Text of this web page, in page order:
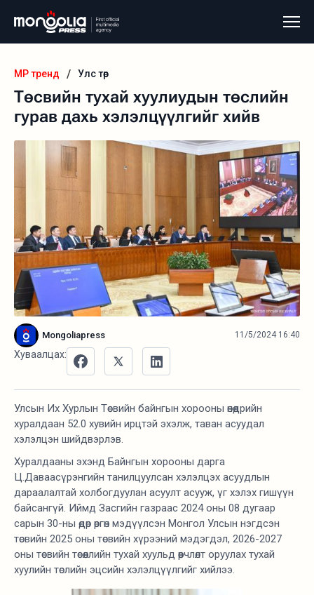
MP тренд / Улс төр
Төсвийн тухай хуулиудын төслийн
гурав дахь хэлэлцүүлгийг хийв
Mongoliapress 11/5/2024 16:40
Хуваалцах:
Улсын Их Хурлын Төсвийн байнгын хорооны өнөөдрийн
хуралдаан 52.0 хувийн ирцтэй эхэлж, таван асуудал
хэлэлцэн шийдвэрлэв.
Хуралдааны эхэнд Байнгын хорооны дарга
Ц.Даваасүрэнгийн танилцуулсан хэлэлцэх асуудлын
дараалалтай холбогдуулан асуулт асууж, үг хэлэх гишүүн
байсангүй. Иймд Засгийн газраас 2024 оны 08 дугаар
сарын 30-ны өдөр өргөн мэдүүлсэн Монгол Улсын нэгдсэн
төсвийн 2025 оны төсвийн хүрээний мэдэгдэл, 2026-2027
оны төсвийн төсөөллийн тухай хуульд өөрчлөлт оруулах тухай
хуулийн төслийн эцсийн хэлэлцүүлгийг хийлээ.